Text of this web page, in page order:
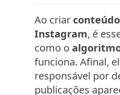
Ao criar
Instagram, é
como o
funciona. Afinal,
responsável por
publicações